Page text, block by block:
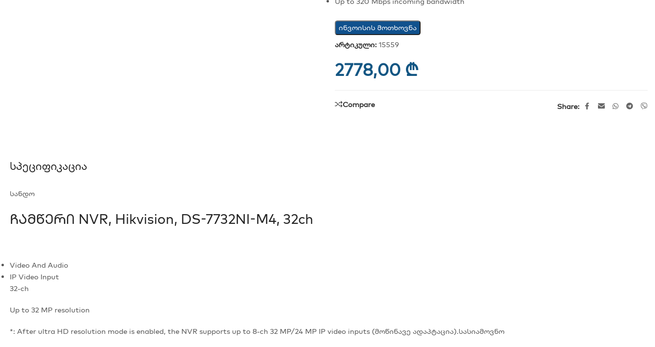
ინვოისის მოთხოვნა
არტიკული: 15559
2778,00 ₾
Compare Share:
Სპეციფიკაცია
სანდო
Ჩამწერი NVR, Hikvision, DS-7732NI-M4, 32ch
Video And Audio
IP Video Input
32-ch
Up to 32 MP resolution
*: After ultra HD resolution mode is enabled, the NVR supports up to 8-ch 32 MP/24 MP IP video inputs (მოწინავე ადაპტაცია).სასიამოვნო